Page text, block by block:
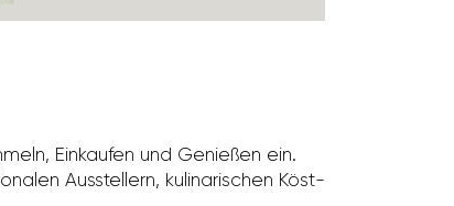
Einkaufen und Genießen ein.
Ausstel­lern, kuli­na­ri­schen Köst­